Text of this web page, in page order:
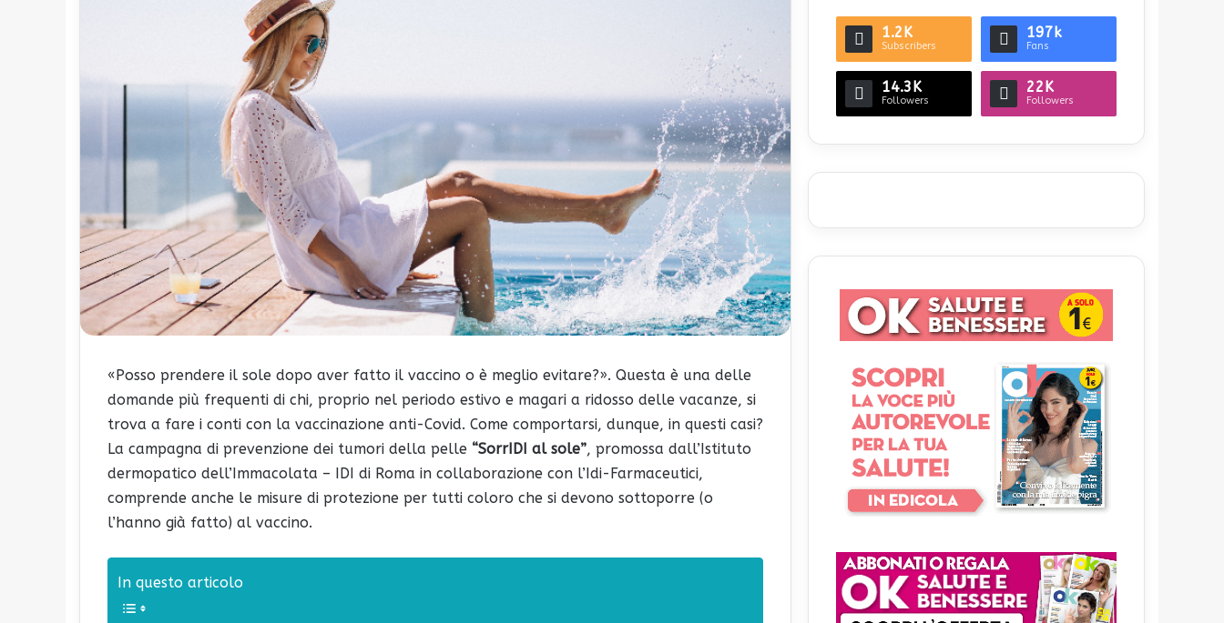
«Posso prendere il sole dopo aver fatto il vaccino o è meglio evitare?». Questa è una delle
domande più frequenti di chi, proprio nel periodo estivo e magari a ridosso delle vacanze, si
trova a fare i conti con la vaccinazione anti-Covid. Come comportarsi, dunque, in questi casi?
La campagna di prevenzione dei tumori della pelle “SorrIDI al sole”, promossa dall’Istituto
dermopatico dell’Immacolata – IDI di Roma in collaborazione con l’Idi-Farmaceutici,
comprende anche le misure di protezione per tutti coloro che si devono sottoporre (o
l’hanno già fatto) al vaccino.
In questo articolo
1.2K
Subscribers
197k
Fans
14.3K
Followers
22K
Followers